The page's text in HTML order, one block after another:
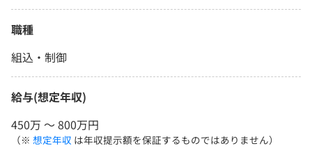
職種
組込・制御
給与(想定年収)
450万 〜 800万円
（※ 想定年収 は年収提示額を保証するものではありません）